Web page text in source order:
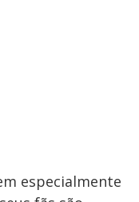
especialmente